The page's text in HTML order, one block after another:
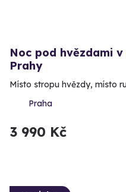
Noc pod hvězdami
Prahy
Místo stropu hvězdy, místo
Praha
3 990 Kč